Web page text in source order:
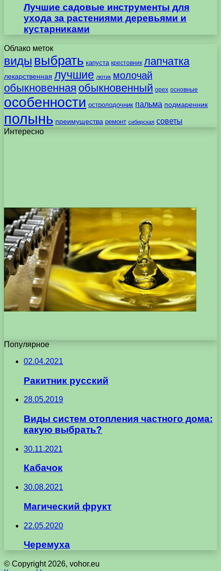
Лучшие садовые инструменты для
ухода за растениями деревьями и
кустарниками
Облако меток
виды выбрать капуста крестовник лапчатка
лекарственная лучшие лютик молочай
обыкновенная обыкновенный орех основные
особенности остролодочник пальма подмаренник
полынь преимущества ремонт сибирская советы
Интересно
Популярное
02.04.2021
Ракитник русский
28.05.2019
Виды систем отопления частного дома:
какую выбрать?
30.11.2021
Кабачок
30.08.2021
Магический фрукт
22.05.2020
Черемуха
© Copyright 2026, vohor.eu